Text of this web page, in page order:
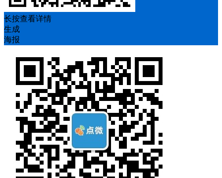
长按查看详情
生成
海报